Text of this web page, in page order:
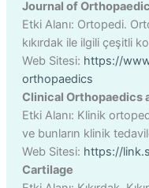
Journal of
Etki Alanı: Ortopedi.
kıkırdak ile ilgili çeşitli
Web Sitesi: https://
orthopaedics
Clinical Orthopaedics
Etki Alanı: Klinik
ve bunların klinik
Web Sitesi: https://
Cartilage